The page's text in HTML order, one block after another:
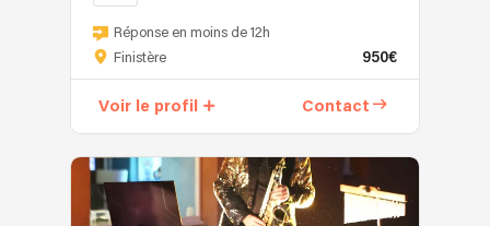
Le
DJ
trotter
vibrer
l’Europe
Artiste
Réponse en moins de 12h
Finistère
950€
Voir le profil Contact